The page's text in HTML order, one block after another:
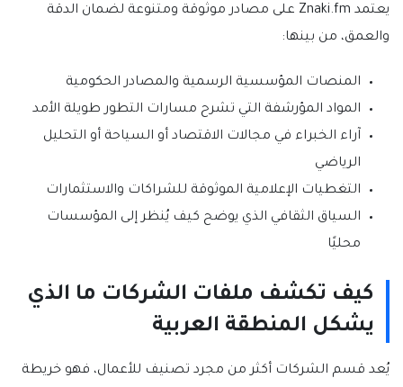
يعتمد Znaki.fm على مصادر موثوقة ومتنوعة لضمان الدقة
والعمق، من بينها:
المنصات المؤسسية الرسمية والمصادر الحكومية
المواد المؤرشفة التي تشرح مسارات التطور طويلة الأمد
آراء الخبراء في مجالات الاقتصاد أو السياحة أو التحليل
الرياضي
التغطيات الإعلامية الموثوقة للشراكات والاستثمارات
السياق الثقافي الذي يوضح كيف يُنظر إلى المؤسسات
محليًا
كيف تكشف ملفات الشركات ما الذي
يشكل المنطقة العربية
يُعد قسم الشركات أكثر من مجرد تصنيف للأعمال، فهو خريطة